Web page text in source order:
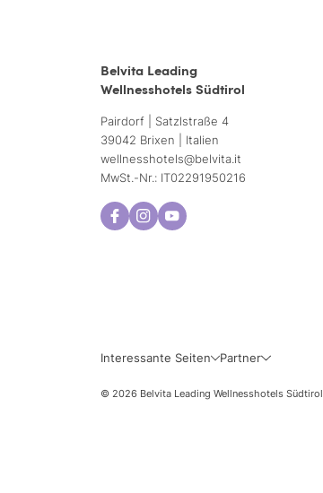
Belvita Leading
Wellnesshotels Südtirol
Pairdorf | Satzlstraße 4
39042 Brixen | Italien
wellnesshotels@belvita.it
MwSt.-Nr.: IT02291950216
Interessante Seiten Partner
© 2026 Belvita Leading Wellnesshotels Südtirol